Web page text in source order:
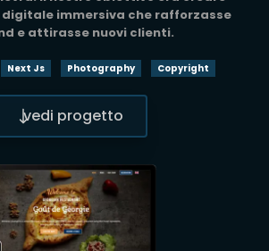
immersiva che rafforzasse
e attirasse nuovi clienti.
Next Js Photography Copyright
vedi progetto